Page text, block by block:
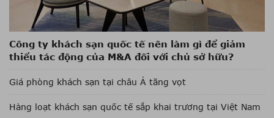
Công ty khách sạn quốc tế nên làm gì để giảm
thiểu tác động của M&A đối với chủ sở hữu?
Giá phòng khách sạn tại châu Á tăng vọt
Hàng loạt khách sạn quốc tế sắp khai trương tại Việt Nam